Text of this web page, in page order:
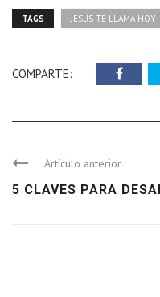
TAGS JESÚS TE LLAMA HOY
COMPARTE:
Artículo anterior
5 CLAVES PARA